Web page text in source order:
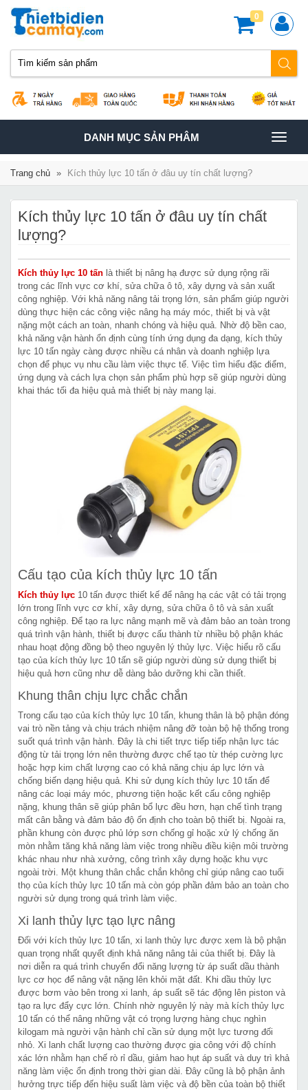
0
TOGGLE
NAVIGATION
DANH MỤC SẢN PHÂM
Trang chủ » Kích thủy lực 10 tấn ở đâu uy tín chất lượng?
Kích thủy lực 10 tấn ở đâu uy tín chất
lượng?
Kích thủy lực 10 tấn là thiết bị nâng hạ được sử dụng rộng rãi
trong các lĩnh vực cơ khí, sửa chữa ô tô, xây dựng và sản xuất
công nghiệp. Với khả năng nâng tải trọng lớn, sản phẩm giúp người
dùng thực hiện các công việc nâng hạ máy móc, thiết bị và vật
nặng một cách an toàn, nhanh chóng và hiệu quả. Nhờ độ bền cao,
khả năng vận hành ổn định cùng tính ứng dụng đa dạng, kích thủy
lực 10 tấn ngày càng được nhiều cá nhân và doanh nghiệp lựa
chọn để phục vụ nhu cầu làm việc thực tế. Việc tìm hiểu đặc điểm,
ứng dụng và cách lựa chọn sản phẩm phù hợp sẽ giúp người dùng
khai thác tối đa hiệu quả mà thiết bị này mang lại.
Cấu tạo của kích thủy lực 10 tấn
Kích thủy lực 10 tấn được thiết kế để nâng hạ các vật có tải trọng
lớn trong lĩnh vực cơ khí, xây dựng, sửa chữa ô tô và sản xuất
công nghiệp. Để tạo ra lực nâng mạnh mẽ và đảm bảo an toàn trong
quá trình vận hành, thiết bị được cấu thành từ nhiều bộ phận khác
nhau hoạt động đồng bộ theo nguyên lý thủy lực. Việc hiểu rõ cấu
tạo của kích thủy lực 10 tấn sẽ giúp người dùng sử dụng thiết bị
hiệu quả hơn cũng như dễ dàng bảo dưỡng khi cần thiết.
Khung thân chịu lực chắc chắn
Trong cấu tạo của kích thủy lực 10 tấn, khung thân là bộ phận đóng
vai trò nền tảng và chịu trách nhiệm nâng đỡ toàn bộ hệ thống trong
suốt quá trình vận hành. Đây là chi tiết trực tiếp tiếp nhận lực tác
động từ tải trọng lớn nên thường được chế tạo từ thép cường lực
hoặc hợp kim chất lượng cao có khả năng chịu áp lực lớn và
chống biến dạng hiệu quả. Khi sử dụng kích thủy lực 10 tấn để
nâng các loại máy móc, phương tiện hoặc kết cấu công nghiệp
nặng, khung thân sẽ giúp phân bổ lực đều hơn, hạn chế tình trạng
mất cân bằng và đảm bảo độ ổn định cho toàn bộ thiết bị. Ngoài ra,
phần khung còn được phủ lớp sơn chống gỉ hoặc xử lý chống ăn
mòn nhằm tăng khả năng làm việc trong nhiều điều kiện môi trường
khác nhau như nhà xưởng, công trình xây dựng hoặc khu vực
ngoài trời. Một khung thân chắc chắn không chỉ giúp nâng cao tuổi
thọ của kích thủy lực 10 tấn mà còn góp phần đảm bảo an toàn cho
người sử dụng trong quá trình làm việc.
Xi lanh thủy lực tạo lực nâng
Đối với kích thủy lực 10 tấn, xi lanh thủy lực được xem là bộ phận
quan trọng nhất quyết định khả năng nâng tải của thiết bị. Đây là
nơi diễn ra quá trình chuyển đổi năng lượng từ áp suất dầu thành
lực cơ học để nâng vật nặng lên khỏi mặt đất. Khi dầu thủy lực
được bơm vào bên trong xi lanh, áp suất sẽ tác động lên piston và
tạo ra lực đẩy cực lớn. Chính nhờ nguyên lý này mà kích thủy lực
10 tấn có thể nâng những vật có trọng lượng hàng chục nghìn
kilogam mà người vận hành chỉ cần sử dụng một lực tương đối
nhỏ. Xi lanh chất lượng cao thường được gia công với độ chính
xác lớn nhằm hạn chế rò rỉ dầu, giảm hao hụt áp suất và duy trì khả
năng làm việc ổn định trong thời gian dài. Đây cũng là bộ phận ảnh
hưởng trực tiếp đến hiệu suất làm việc và độ bền của toàn bộ thiết